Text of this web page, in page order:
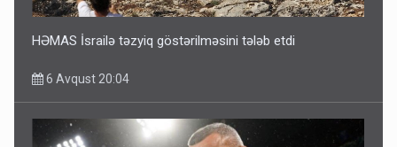
HƏMAS İsrailə təzyiq göstərilməsini tələb etdi
6 Avqust 20:04